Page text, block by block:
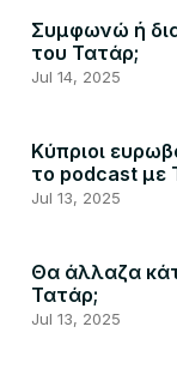
Συμφωνώ ή
του Τατάρ;
Jul 14, 2025
Κύπριοι
το podcast με
Jul 13, 2025
Θα άλλαζα
Τατάρ;
Jul 13, 2025